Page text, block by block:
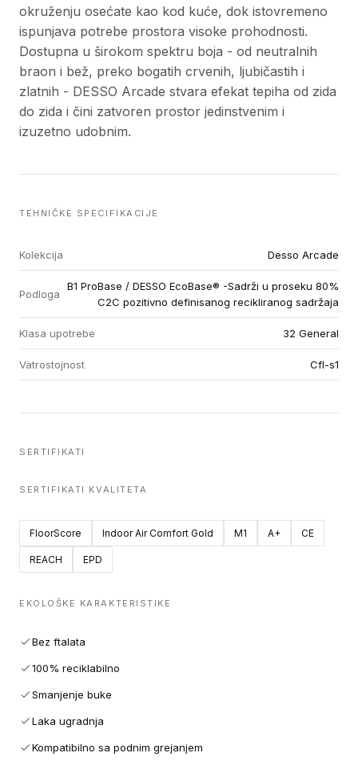
okruženju osećate kao kod kuće, dok istovremeno
ispunjava potrebe prostora visoke prohodnosti.
Dostupna u širokom spektru boja - od neutralnih
braon i bež, preko bogatih crvenih, ljubičastih i
zlatnih - DESSO Arcade stvara efekat tepiha od zida
do zida i čini zatvoren prostor jedinstvenim i
izuzetno udobnim.
TEHNIČKE SPECIFIKACIJE
Kolekcija Desso Arcade
Podloga
B1 ProBase / DESSO EcoBase® -Sadrži u proseku 80%
C2C pozitivno definisanog recikliranog sadržaja
Klasa upotrebe 32 General
Vatrostojnost Cfl-s1
SERTIFIKATI
SERTIFIKATI KVALITETA
FloorScore Indoor Air Comfort Gold M1 A+ CE
REACH EPD
EKOLOŠKE KARAKTERISTIKE
Bez ftalata
100% reciklabilno
Smanjenje buke
Laka ugradnja
Kompatibilno sa podnim grejanjem